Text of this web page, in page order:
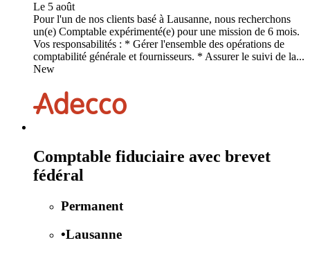
Le 5 août
Pour l'un de nos clients basé à Lausanne, nous recherchons
un(e) Comptable expérimenté(e) pour une mission de 6 mois.
Vos responsabilités : * Gérer l'ensemble des opérations de
comptabilité générale et fournisseurs. * Assurer le suivi de la...
New
Comptable fiduciaire avec brevet
fédéral
Permanent
•Lausanne